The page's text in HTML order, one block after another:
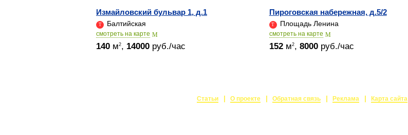
Измайловский бульвар 1, д.1
Балтийская
cмотреть на карте
140 м2, 14000 руб./час
Пироговская набережная, д.5/2
Площадь Ленина
cмотреть на карте
152м2, 8000руб./час
Статьи О проекте Обратная связь Реклама Карта сайта